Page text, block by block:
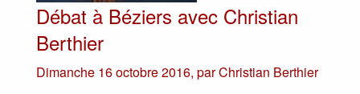
Débat à Béziers avec Christian
Berthier
Dimanche 16 octobre 2016, parChristian Berthier